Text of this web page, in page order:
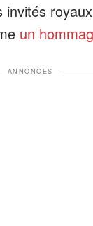
invités
un
ANNONCES